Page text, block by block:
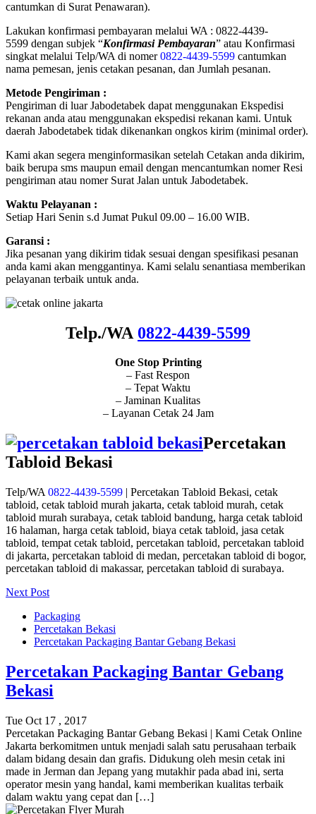
cantumkan di Surat Penawaran).
Lakukan konfirmasi pembayaran melalui WA : 0822-4439-
5599 dengan subjek “Konfirmasi Pembayaran” atau Konfirmasi
singkat melalui Telp/WA di nomer0822-4439-5599 cantumkan
nama pemesan, jenis cetakan pesanan, dan Jumlah pesanan.
Metode Pengiriman :
Pengiriman di luar Jabodetabek dapat menggunakan Ekspedisi
rekanan anda atau menggunakan ekspedisi rekanan kami. Untuk
daerah Jabodetabek tidak dikenankan ongkos kirim (minimal order).
Kami akan segera menginformasikan setelah Cetakan anda dikirim,
baik berupa sms maupun email dengan mencantumkan nomer Resi
pengiriman atau nomer Surat Jalan untuk Jabodetabek.
Waktu Pelayanan :
Setiap Hari Senin s.d Jumat Pukul 09.00 – 16.00 WIB.
Garansi :
Jika pesanan yang dikirim tidak sesuai dengan spesifikasi pesanan
anda kami akan menggantinya. Kami selalu senantiasa memberikan
pelayanan terbaik untuk anda.
Telp./WA 0822-4439-5599
One Stop Printing
– Fast Respon
– Tepat Waktu
– Jaminan Kualitas
– Layanan Cetak 24 Jam
Percetakan
Tabloid Bekasi
Telp/WA 0822-4439-5599 | Percetakan Tabloid Bekasi, cetak
tabloid, cetak tabloid murah jakarta, cetak tabloid murah, cetak
tabloid murah surabaya, cetak tabloid bandung, harga cetak tabloid
16 halaman, harga cetak tabloid, biaya cetak tabloid, jasa cetak
tabloid, tempat cetak tabloid, percetakan tabloid, percetakan tabloid
di jakarta, percetakan tabloid di medan, percetakan tabloid di bogor,
percetakan tabloid di makassar, percetakan tabloid di surabaya.
Next Post
Packaging
Percetakan Bekasi
Percetakan Packaging Bantar Gebang Bekasi
Percetakan Packaging Bantar Gebang
Bekasi
Tue Oct 17 , 2017
Percetakan Packaging Bantar Gebang Bekasi | Kami Cetak Online
Jakarta berkomitmen untuk menjadi salah satu perusahaan terbaik
dalam bidang desain dan grafis. Didukung oleh mesin cetak ini
made in Jerman dan Jepang yang mutakhir pada abad ini, serta
operator mesin yang handal, kami memberikan kualitas terbaik
dalam waktu yang cepat dan […]